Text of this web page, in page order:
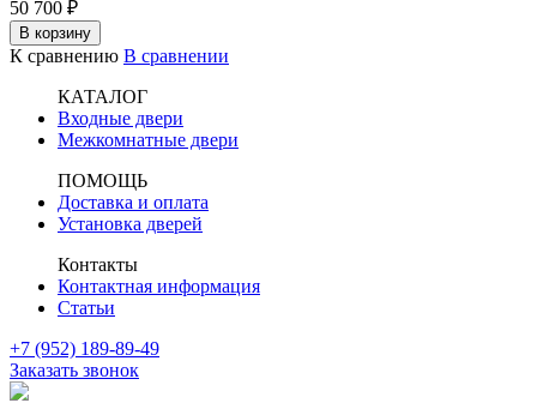
50 700 ₽
В корзину
К сравнению В сравнении
КАТАЛОГ
Входные двери
Межкомнатные двери
ПОМОЩЬ
Доставка и оплата
Установка дверей
Контакты
Контактная информация
Статьи
+7 (952) 189-89-49
Заказать звонок